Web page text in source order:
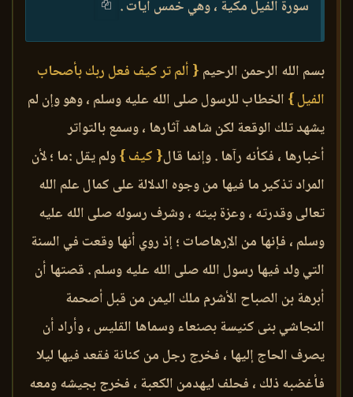
سورة الفيل مكية ، وهي خمس آيات .
بسم الله الرحمن الرحيم { ألم تر كيف فعل ربك بأصحاب
الفيل } الخطاب للرسول صلى الله عليه وسلم ، وهو وإن لم
يشهد تلك الوقعة لكن شاهد آثارها ، وسمع بالتواتر
أخبارها ، فكأنه رآها . وإنما قال{ كيف }ولم يقل :ما ؛ لأن
المراد تذكير ما فيها من وجوه الدلالة على كمال علم الله
تعالى وقدرته ، وعزة بيته ، وشرف رسوله صلى الله عليه
وسلم ، فإنها من الإرهاصات ؛ إذ روي أنها وقعت في السنة
التي ولد فيها رسول الله صلى الله عليه وسلم . قصتها أن
أبرهة بن الصباح الأشرم ملك اليمن من قبل أصحمة
النجاشي بنى كنيسة بصنعاء وسماها القليس ، وأراد أن
يصرف الحاج إليها ، فخرج رجل من كنانة فقعد فيها ليلا
فأغضبه ذلك ، فحلف ليهدمن الكعبة ، فخرج بجيشه ومعه